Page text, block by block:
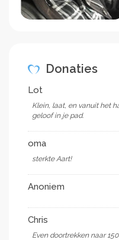
Donaties
Lot
Klein, laat, en vanuit het
geloof in je pad.
oma
sterkte Aart!
Anoniem
Chris
Even doortrekken naar